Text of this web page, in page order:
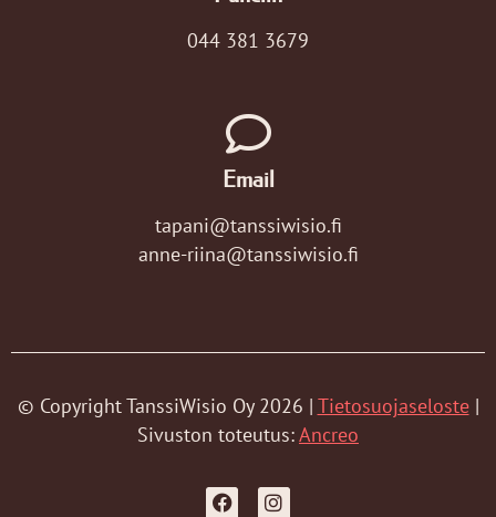
044 381 3679
Email
tapani@tanssiwisio.fi
anne-riina@tanssiwisio.fi
© Copyright TanssiWisio Oy 2026 | Tietosuojaseloste|
Sivuston toteutus:Ancreo